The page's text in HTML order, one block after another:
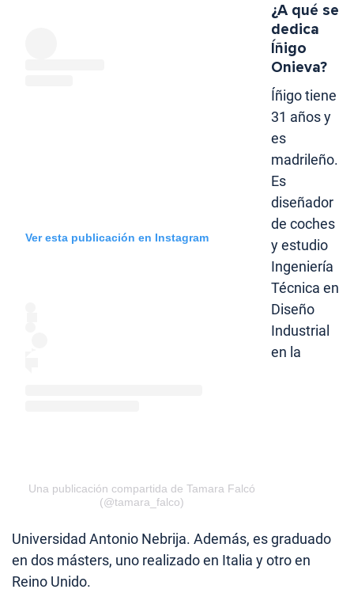
Ver esta publicación en Instagram
Una publicación compartida de Tamara Falcó
(@tamara_falco)
¿A qué se
dedica
Íñigo
Onieva?
Íñigo tiene
31 años y
es
madrileño.
Es
diseñador
de coches
y estudio
Ingeniería
Técnica en
Diseño
Industrial
en la
Universidad Antonio Nebrija. Además, es graduado
en dos másters, uno realizado en Italia y otro en
Reino Unido.